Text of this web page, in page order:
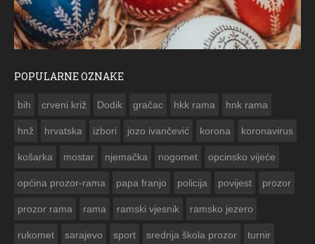
POPULARNE OZNAKE
bih crveni križ Dodik gračac hkk rama hnk rama
hnž hrvatska izbori jozo ivančević korona koronavirus
košarka mostar njemačka nogomet opcinsko vijeće
općina prozor-rama papa franjo policija povijest prozor
prozor rama rama ramski vjesnik ramsko jezero
rukomet sarajevo sport srednja škola prozor turnir